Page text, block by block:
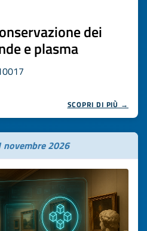
dei
e plasma
SCOPRI DI PIÙ →
novembre 2026